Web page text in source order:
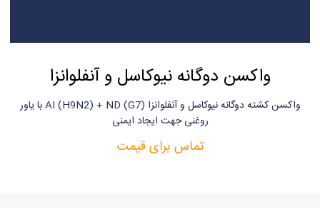
واکسن دوگانه نیوکاسل و آنفلوانزا
واکسن کشته دوگانه نیوکاسل و آنفلوانزا AI (H9N2) + ND (G7) با یاور
روغنی جهت ایجاد ایمنی
تماس برای قیمت